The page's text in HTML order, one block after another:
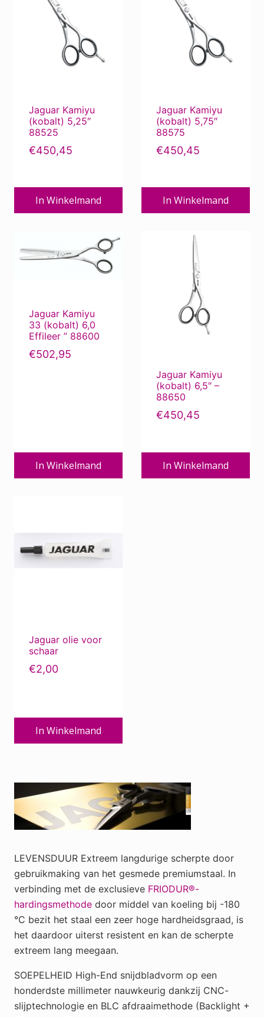
Jaguar Kamiyu
(kobalt) 5,25″
88525
€450,45
In Winkelmand
Jaguar Kamiyu
(kobalt) 5,75″
88575
€450,45
In Winkelmand
Jaguar Kamiyu
33 (kobalt) 6,0
Effileer ” 88600
€502,95
In Winkelmand
Jaguar Kamiyu
(kobalt) 6,5″ –
88650
€450,45
In Winkelmand
Jaguar olie voor
schaar
€2,00
In Winkelmand
LEVENSDUUR Extreem langdurige scherpte door
gebruikmaking van het gesmede premiumstaal. In
verbinding met de exclusieve FRIODUR®-
hardingsmethode door middel van koeling bij -180
°C bezit het staal een zeer hoge hardheidsgraad, is
het daardoor uiterst resistent en kan de scherpte
extreem lang meegaan.
SOEPELHEID High-End snijdbladvorm op een
honderdste millimeter nauwkeurig dankzij CNC-
slijptechnologie en BLC afdraaimethode (Backlight +